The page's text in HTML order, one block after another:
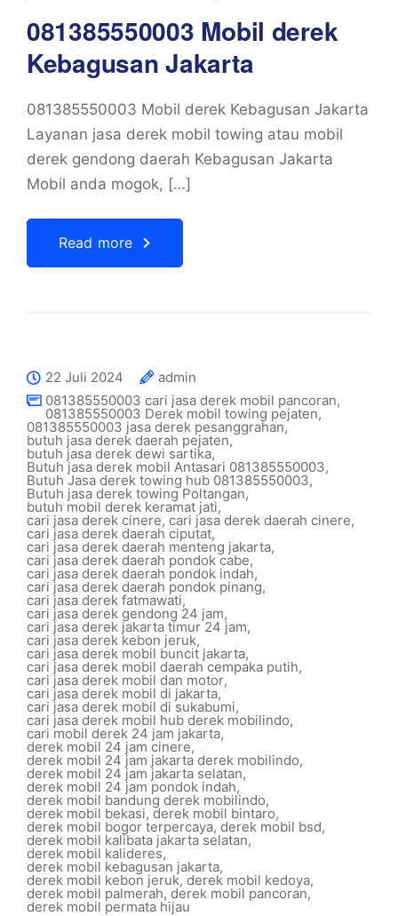
081385550003 Mobil derek
Kebagusan Jakarta
081385550003 Mobil derek Kebagusan Jakarta
Layanan jasa derek mobil towing atau mobil
derek gendong daerah Kebagusan Jakarta
Mobil anda mogok, […]
Read more
22 Juli 2024
admin
081385550003 cari jasa derek mobil pancoran,
081385550003 Derek mobil towing pejaten,
081385550003 jasa derek pesanggrahan,
butuh jasa derek daerah pejaten,
butuh jasa derek dewi sartika,
Butuh jasa derek mobil Antasari 081385550003,
Butuh Jasa derek towing hub 081385550003,
Butuh jasa derek towing Poltangan,
butuh mobil derek keramat jati,
cari jasa derek cinere, cari jasa derek daerah cinere,
cari jasa derek daerah ciputat,
cari jasa derek daerah menteng jakarta,
cari jasa derek daerah pondok cabe,
cari jasa derek daerah pondok indah,
cari jasa derek daerah pondok pinang,
cari jasa derek fatmawati,
cari jasa derek gendong 24 jam,
cari jasa derek jakarta timur 24 jam,
cari jasa derek kebon jeruk,
cari jasa derek mobil buncit jakarta,
cari jasa derek mobil daerah cempaka putih,
cari jasa derek mobil dan motor,
cari jasa derek mobil di jakarta,
cari jasa derek mobil di sukabumi,
cari jasa derek mobil hub derek mobilindo,
cari mobil derek 24 jam jakarta,
derek mobil 24 jam cinere,
derek mobil 24 jam jakarta derek mobilindo,
derek mobil 24 jam jakarta selatan,
derek mobil 24 jam pondok indah,
derek mobil bandung derek mobilindo,
derek mobil bekasi, derek mobil bintaro,
derek mobil bogor terpercaya, derek mobil bsd,
derek mobil kalibata jakarta selatan,
derek mobil kalideres,
derek mobil kebagusan jakarta,
derek mobil kebon jeruk, derek mobil kedoya,
derek mobil palmerah, derek mobil pancoran,
derek mobil permata hijau